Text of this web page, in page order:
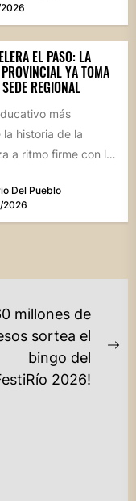
EL PASO: LA
YA TOMA
REGIONAL
más
historia de la
a ritmo firme con la
Del Pueblo
2026
millones de
sortea el
bingo del
2026!